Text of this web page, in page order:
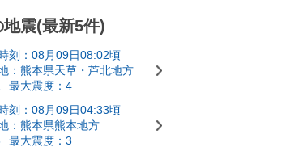
震(最新5件)
刻：08月09日08:02頃
：熊本県天草・芦北地方
最大震度：4
刻：08月09日04:33頃
：熊本県熊本地方
最大震度：3